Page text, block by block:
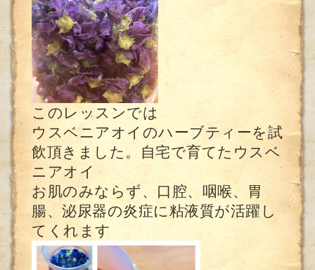
このレッスンでは
ウスベニアオイのハーブティーを試
飲頂きました。自宅で育てたウスベ
ニアオイ
お肌のみならず、口腔、咽喉、胃
腸、泌尿器の炎症に粘液質が活躍し
てくれます